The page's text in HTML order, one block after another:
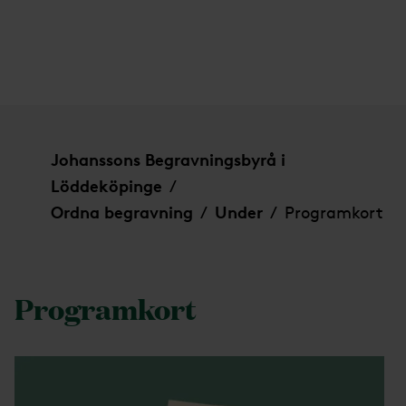
Johanssons Begravningsbyrå i
Löddeköpinge /
Ordna begravning / Under / Programkort
Programkort